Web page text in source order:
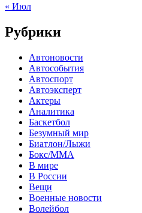
« Июл
Рубрики
Автоновости
Автособытия
Автоспорт
Автоэксперт
Актеры
Аналитика
Баскетбол
Безумный мир
Биатлон/Лыжи
Бокс/MMA
В мире
В России
Вещи
Военные новости
Волейбол